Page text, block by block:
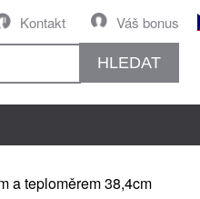
Váš bonus
Kontakt
HLEDAT
a teploměrem 38,4cm